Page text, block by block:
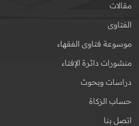
مقالات
الفتاوى
موسوعة فتاوى الفقهاء
منشورات دائرة الإفتاء
دراسات وبحوث
حساب الزكاة
اتصل بنا